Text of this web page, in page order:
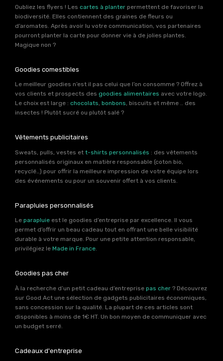
Oubliez les flyers ! Les cartes à planter permettent de favoriser la
biodiversité. Elles contiennent des graines de fleurs ou
d’aromates. Après avoir lu votre communication, vos partenaires
pourront planter la carte pour donner vie à de jolies plantes.
Magique non ?
Goodies comestibles
Le meilleur goodies n’est il pas celui que l’on consomme ? Offrez à
vos clients et prospects des goodies alimentaires avec votre logo.
Le choix est large : chocolats, bonbons, biscuits et même .. des
insectes ! Plutôt sucré ou plutôt salé ?
Vêtements publicitaires
Sweats, pulls, vestes et t-shirts personnalisés : des vêtements
personnalisés originaux en matière responsable (coton bio,
recyclé…) pour offrir la meilleure impression de votre équipe lors
des événements ou pour un souvenir offert à vos clients.
Parapluies personnalisés
Le parapluie est le goodies d’entreprise par excellence. Il vous
permet d’offrir un beau cadeau tout en offrant une belle visibilité
durable à votre marque. Pour une petite attention responsable,
privilégiez le Made in France.
Goodies pas cher
À la recherche d’un petit cadeau d’entreprise pas cher ? Découvrez
sur Good Act une sélection de gadgets publicitaires économiques,
sans concession sur la qualité. La plupart de ces articles sont
disponibles à moins de 1€ HT. Un bon moyen de communiquer avec
un budget serré.
Cadeaux d'entreprise